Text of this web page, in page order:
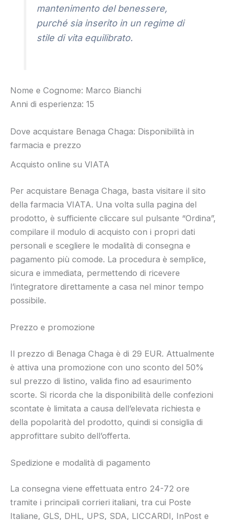
mantenimento del benessere,
purché sia inserito in un regime di
stile di vita equilibrato.
Nome e Cognome: Marco Bianchi
Anni di esperienza: 15
Dove acquistare Benaga Chaga: Disponibilità in
farmacia e prezzo
Acquisto online su VIATA
Per acquistare Benaga Chaga, basta visitare il sito
della farmacia VIATA. Una volta sulla pagina del
prodotto, è sufficiente cliccare sul pulsante “Ordina”,
compilare il modulo di acquisto con i propri dati
personali e scegliere le modalità di consegna e
pagamento più comode. La procedura è semplice,
sicura e immediata, permettendo di ricevere
l’integratore direttamente a casa nel minor tempo
possibile.
Prezzo e promozione
Il prezzo di Benaga Chaga è di 29 EUR. Attualmente
è attiva una promozione con uno sconto del 50%
sul prezzo di listino, valida fino ad esaurimento
scorte. Si ricorda che la disponibilità delle confezioni
scontate è limitata a causa dell’elevata richiesta e
della popolarità del prodotto, quindi si consiglia di
approfittare subito dell’offerta.
Spedizione e modalità di pagamento
La consegna viene effettuata entro 24-72 ore
tramite i principali corrieri italiani, tra cui Poste
Italiane, GLS, DHL, UPS, SDA, LICCARDI, InPost e